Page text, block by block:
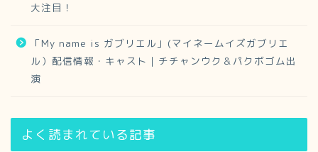
大注目！
「My name is ガブリエル」(マイネームイズガブリエ
ル）配信情報・キャスト｜チチャンウク＆パクボゴム出
演
よく読まれている記事